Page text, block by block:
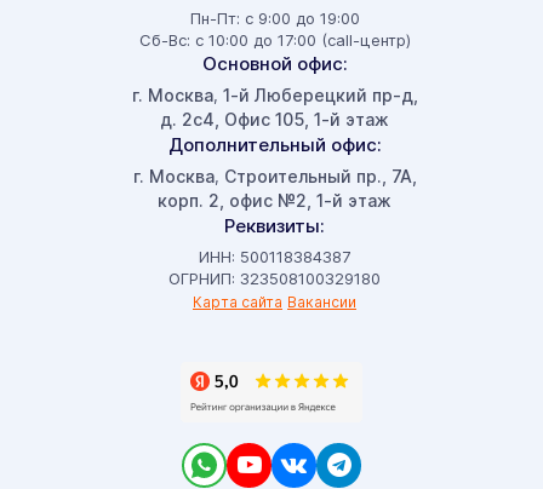
Пн-Пт: с 9:00 до 19:00
Сб-Вс: с 10:00 до 17:00 (call-центр)
Основной офис:
г. Москва, 1-й Люберецкий пр-д,
д. 2с4, Офис 105, 1-й этаж
Дополнительный офис:
г. Москва, Строительный пр., 7А,
корп. 2, офис №2, 1-й этаж
Реквизиты:
ИНН: 500118384387
ОГРНИП: 323508100329180
Карта сайта Вакансии